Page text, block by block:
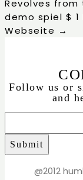
Revolves from
demo spiel $
Webseite →
Follow us or
and
@2012